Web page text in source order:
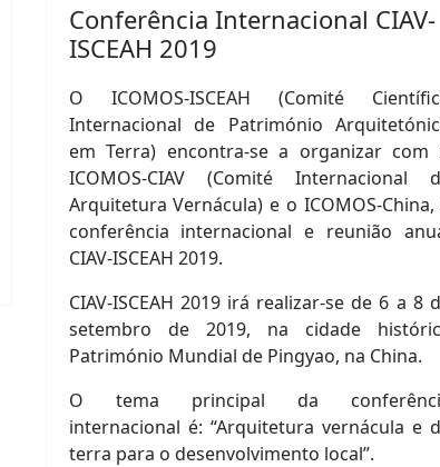
Conferência Internacional CIAV-
ISCEAH 2019
O ICOMOS-ISCEAH (Comité
Internacional de Património
em Terra) encontra-se a organizar com
ICOMOS-CIAV (Comité Internacional
Arquitetura Vernácula) e o ICOMOS-China,
conferência internacional e reunião
CIAV-ISCEAH 2019.
CIAV-ISCEAH 2019 irá realizar-se de 6 a 8
setembro de 2019, na cidade
Património Mundial de Pingyao, na China.
O tema principal da
internacional é: “Arquitetura vernácula e
terra para o desenvolvimento local”.